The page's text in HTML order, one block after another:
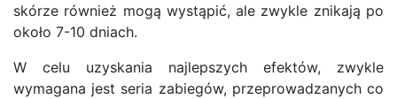
skórze również mogą wystąpić, ale zwykle znikają po
około 7-10 dniach.
W celu uzyskania najlepszych efektów, zwykle
wymagana jest seria zabiegów, przeprowadzanych co